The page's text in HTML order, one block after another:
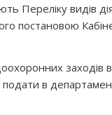
Переліку видів
постановою
заходів
в департамент